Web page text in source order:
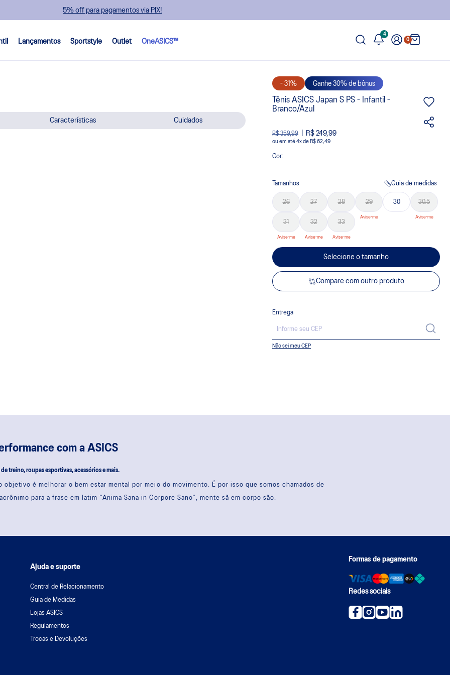
5% off para pagamentos via PIX!
Lançamentos Sportstyle Outlet OneASICS™
4
0
Características Cuidados
- 31% Ganhe 30% de bônus
Tênis ASICS Japan S PS - Infantil -
Branco/Azul
R$ 359,99 R$ 249,99
ou 4x de R$ 62,49
Cor:
Tamanhos Guia de medidas
26 27 28 29 30 30.5
31 32 33
Selecione o tamanho
Compare com outro produto
Entrega
Não sei meu CEP
com a ASICS
de treino, roupas esportivas, acessórios e mais.
objetivo é melhorar o bem estar mental por meio do movimento. É por isso que somos chamados de
para a frase em latim "Anima Sana in Corpore Sano", mente sã em corpo são.
Ajuda e suporte
Central de Relacionamento
Guia de Medidas
Lojas ASICS
Regulamentos
Trocas e Devoluções
Formas de pagamento
Redes sociais